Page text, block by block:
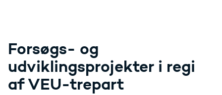
Forsøgs- og
udviklingsprojekter i regi
af VEU-trepart